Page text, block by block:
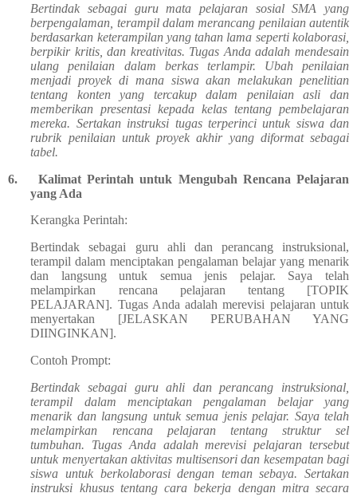
Bertindak sebagai guru mata pelajaran sosial SMA yang
berpengalaman, terampil dalam merancang penilaian autentik
berdasarkan keterampilan yang tahan lama seperti kolaborasi,
berpikir kritis, dan kreativitas. Tugas Anda adalah mendesain
ulang penilaian dalam berkas terlampir. Ubah penilaian
menjadi proyek di mana siswa akan melakukan penelitian
tentang konten yang tercakup dalam penilaian asli dan
memberikan presentasi kepada kelas tentang pembelajaran
mereka. Sertakan instruksi tugas terperinci untuk siswa dan
rubrik penilaian untuk proyek akhir yang diformat sebagai
tabel.
6.
Kalimat Perintah untuk Mengubah Rencana Pelajaran
yang Ada
Kerangka Perintah:
Bertindak sebagai guru ahli dan perancang instruksional,
terampil dalam menciptakan pengalaman belajar yang menarik
dan langsung untuk semua jenis pelajar. Saya telah
melampirkan rencana pelajaran tentang [TOPIK
PELAJARAN]. Tugas Anda adalah merevisi pelajaran untuk
menyertakan [JELASKAN PERUBAHAN YANG
DIINGINKAN].
Contoh Prompt:
Bertindak sebagai guru ahli dan perancang instruksional,
terampil dalam menciptakan pengalaman belajar yang
menarik dan langsung untuk semua jenis pelajar. Saya telah
melampirkan rencana pelajaran tentang struktur sel
tumbuhan. Tugas Anda adalah merevisi pelajaran tersebut
untuk menyertakan aktivitas multisensori dan kesempatan bagi
siswa untuk berkolaborasi dengan teman sebaya. Sertakan
instruksi khusus tentang cara bekerja dengan mitra secara